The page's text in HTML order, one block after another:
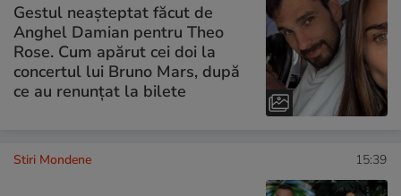
Gestul neașteptat făcut de
Anghel Damian pentru Theo
Rose. Cum apărut cei doi la
concertul lui Bruno Mars, după
ce au renunțat la bilete
Stiri Mondene 15:39